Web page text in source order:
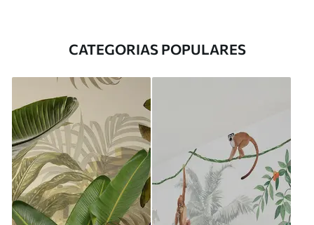
CATEGORIAS POPULARES